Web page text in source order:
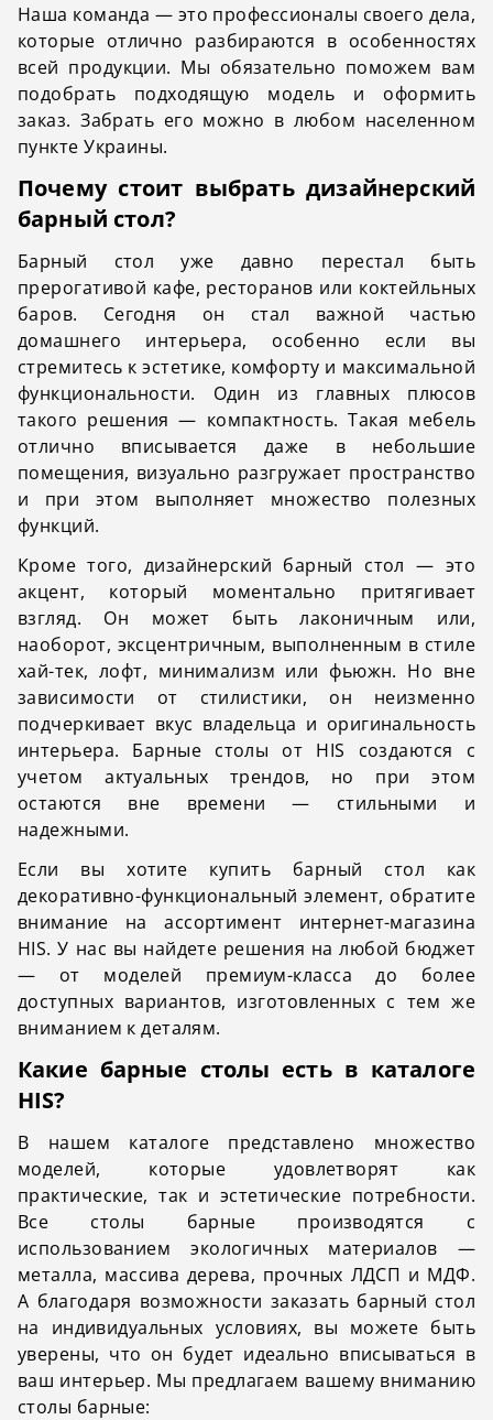
Наша команда — это профессионалы своего дела,
которые отлично разбираются в особенностях
всей продукции. Мы обязательно поможем вам
подобрать подходящую модель и оформить
заказ. Забрать его можно в любом населенном
пункте Украины.
Почему стоит выбрать дизайнерский
барный стол?
Барный стол уже давно перестал быть
прерогативой кафе, ресторанов или коктейльных
баров. Сегодня он стал важной частью
домашнего интерьера, особенно если вы
стремитесь к эстетике, комфорту и максимальной
функциональности. Один из главных плюсов
такого решения — компактность. Такая мебель
отлично вписывается даже в небольшие
помещения, визуально разгружает пространство
и при этом выполняет множество полезных
функций.
Кроме того, дизайнерский барный стол — это
акцент, который моментально притягивает
взгляд. Он может быть лаконичным или,
наоборот, эксцентричным, выполненным в стиле
хай-тек, лофт, минимализм или фьюжн. Но вне
зависимости от стилистики, он неизменно
подчеркивает вкус владельца и оригинальность
интерьера. Барные столы от HIS создаются с
учетом актуальных трендов, но при этом
остаются вне времени — стильными и
надежными.
Если вы хотите купить барный стол как
декоративно-функциональный элемент, обратите
внимание на ассортимент интернет-магазина
HIS. У нас вы найдете решения на любой бюджет
— от моделей премиум-класса до более
доступных вариантов, изготовленных с тем же
вниманием к деталям.
Какие барные столы есть в каталоге
HIS?
В нашем каталоге представлено множество
моделей, которые удовлетворят как
практические, так и эстетические потребности.
Все столы барные производятся с
использованием экологичных материалов —
металла, массива дерева, прочных ЛДСП и МДФ.
А благодаря возможности заказать барный стол
на индивидуальных условиях, вы можете быть
уверены, что он будет идеально вписываться в
ваш интерьер. Мы предлагаем вашему вниманию
столы барные: